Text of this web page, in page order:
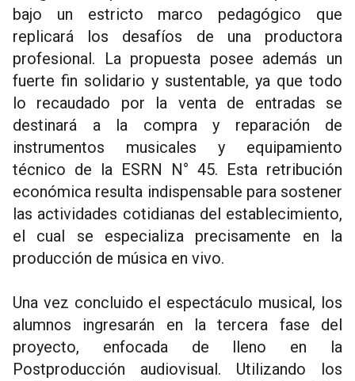
bajo un estricto marco pedagógico que
replicará los desafíos de una productora
profesional. La propuesta posee además un
fuerte fin solidario y sustentable, ya que todo
lo recaudado por la venta de entradas se
destinará a la compra y reparación de
instrumentos musicales y equipamiento
técnico de la ESRN N° 45. Esta retribución
económica resulta indispensable para sostener
las actividades cotidianas del establecimiento,
el cual se especializa precisamente en la
producción de música en vivo.
Una vez concluido el espectáculo musical, los
alumnos ingresarán en la tercera fase del
proyecto, enfocada de lleno en la
Postproducción audiovisual. Utilizando los